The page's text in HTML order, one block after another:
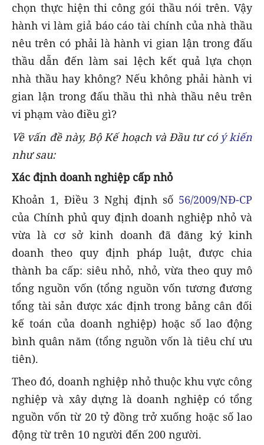
chọn thực hiện thi công gói thầu nói trên. Vậy
hành vi làm giả báo cáo tài chính của nhà thầu
nêu trên có phải là hành vi gian lận trong đấu
thầu dẫn đến làm sai lệch kết quả lựa chọn
nhà thầu hay không? Nếu không phải hành vi
gian lận trong đấu thầu thì nhà thầu nêu trên
vi phạm vào điều gì?
Về vấn đề này, Bộ Kế hoạch và Đầu tư có ý kiến
như sau:
Xác định doanh nghiệp cấp nhỏ
Khoản 1, Điều 3 Nghị định số 56/2009/NĐ-CP
của Chính phủ quy định doanh nghiệp nhỏ và
vừa là cơ sở kinh doanh đã đăng ký kinh
doanh theo quy định pháp luật, được chia
thành ba cấp: siêu nhỏ, nhỏ, vừa theo quy mô
tổng nguồn vốn (tổng nguồn vốn tương đương
tổng tài sản được xác định trong bảng cân đối
kế toán của doanh nghiệp) hoặc số lao động
bình quân năm (tổng nguồn vốn là tiêu chí ưu
tiên).
Theo đó, doanh nghiệp nhỏ thuộc khu vực công
nghiệp và xây dựng là doanh nghiệp có tổng
nguồn vốn từ 20 tỷ đồng trở xuống hoặc số lao
động từ trên 10 người đến 200 người.